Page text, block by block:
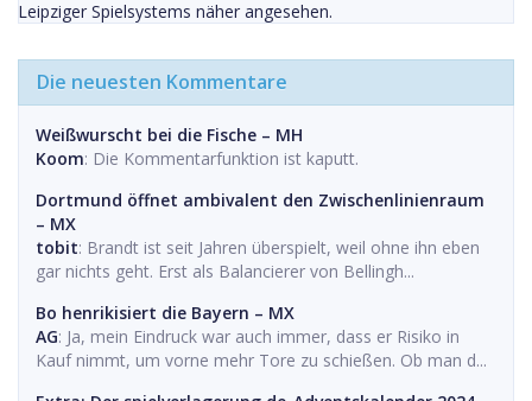
Leipziger Spielsystems näher angesehen.
Die neuesten Kommentare
Weißwurscht bei die Fische – MH
Koom: Die Kommentarfunktion ist kaputt.
Dortmund öffnet ambivalent den Zwischenlinienraum
– MX
tobit: Brandt ist seit Jahren überspielt, weil ohne ihn eben
gar nichts geht. Erst als Balancierer von Bellingh...
Bo henrikisiert die Bayern – MX
AG: Ja, mein Eindruck war auch immer, dass er Risiko in
Kauf nimmt, um vorne mehr Tore zu schießen. Ob man d...